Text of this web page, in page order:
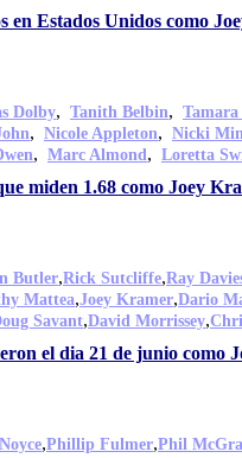
en Estados Unidos como
Dolby, Tanith Belbin, Tamara
, Nicole Appleton, Nicki
, Marc Almond, Loretta
miden 1.68 como Joey
Butler,Rick Sutcliffe,Ray
Mattea,Joey Kramer,Dario
Savant,David Morrissey,
el dia 21 de junio como
,Phillip Fulmer,Phil